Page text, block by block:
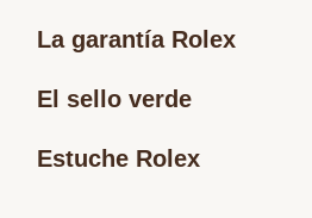
La garantía Rolex
El sello verde
Estuche Rolex